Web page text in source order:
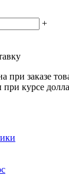
+
при заказе
при курсе